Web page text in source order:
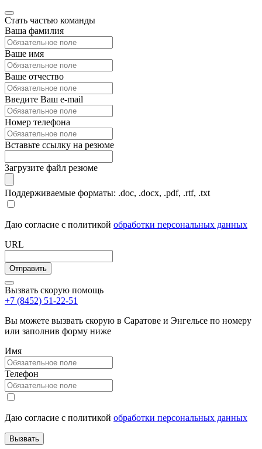
Стать частью команды
Ваша фамилия
Ваше имя
Ваше отчество
Введите Ваш e-mail
Номер телефона
Вставьте ссылку на резюме
Загрузите файл резюме
Поддерживаемые форматы: .doc, .docx, .pdf, .rtf, .txt
Даю согласие с политикой обработки персональных данных
URL
Вызвать скорую помощь
+7 (8452) 51-22-51
Вы можете вызвать скорую в Саратове и Энгельсе по номеру
или заполнив форму ниже
Имя
Телефон
Даю согласие с политикой обработки персональных данных